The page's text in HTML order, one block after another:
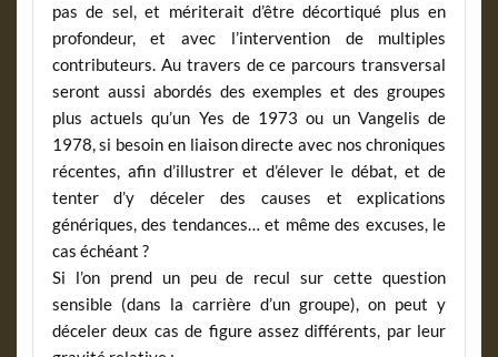
pas de sel, et mériterait d’être décortiqué plus en
profondeur, et avec l’intervention de multiples
contributeurs. Au travers de ce parcours transversal
seront aussi abordés des exemples et des groupes
plus actuels qu’un Yes de 1973 ou un Vangelis de
1978, si besoin en liaison directe avec nos chroniques
récentes, afin d’illustrer et d’élever le débat, et de
tenter d’y déceler des causes et explications
génériques, des tendances… et même des excuses, le
cas échéant ?
Si l’on prend un peu de recul sur cette question
sensible (dans la carrière d’un groupe), on peut y
déceler deux cas de figure assez différents, par leur